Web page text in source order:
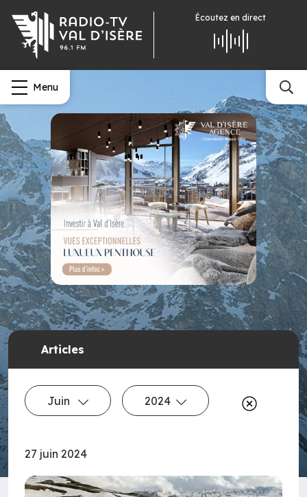
Écoutez en direct
Menu
Articles
Juin 2024
27 juin 2024